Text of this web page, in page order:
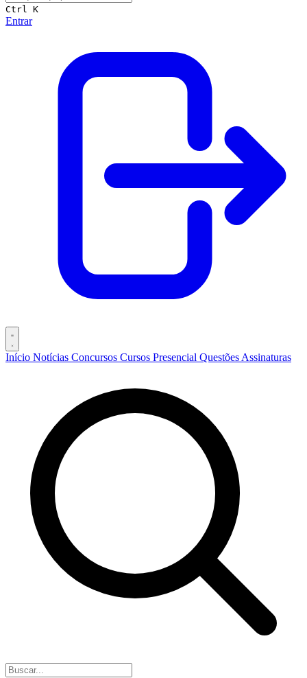
Ctrl K
Entrar
Início Notícias Concursos Cursos Presencial Questões Assinaturas